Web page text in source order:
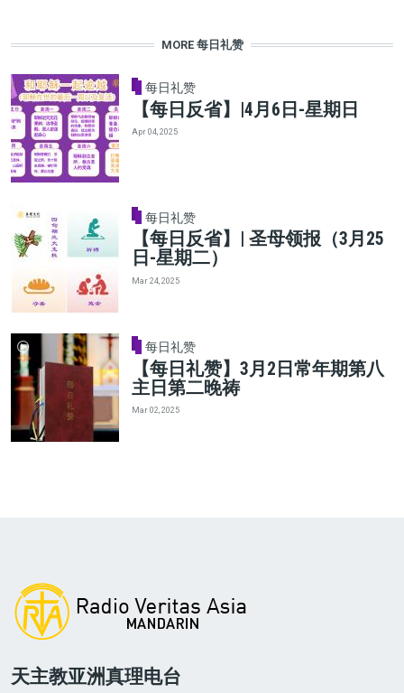
MORE 每日礼赞
每日礼赞
【每日反省】|4月6日-星期日
Apr 04, 2025
每日礼赞
【每日反省】| 圣母领报（3月25
日-星期二）
Mar 24, 2025
每日礼赞
【每日礼赞】3月2日常年期第八
主日第二晚祷
Mar 02, 2025
天主教亚洲真理电台